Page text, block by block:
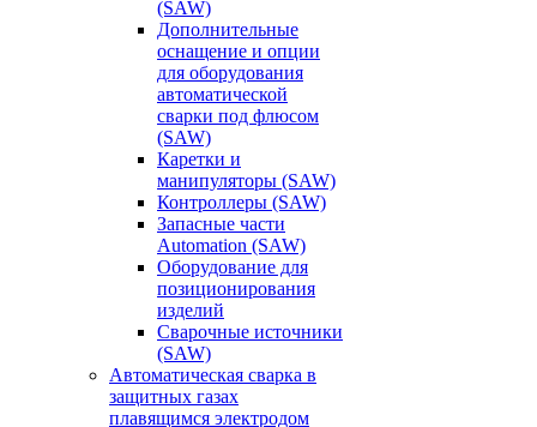
(SAW)
Дополнительные
оснащение и опции
для оборудования
автоматической
сварки под флюсом
(SAW)
Каретки и
манипуляторы (SAW)
Контроллеры (SAW)
Запасные части
Automation (SAW)
Оборудование для
позиционирования
изделий
Сварочные источники
(SAW)
Автоматическая сварка в
защитных газах
плавящимся электродом